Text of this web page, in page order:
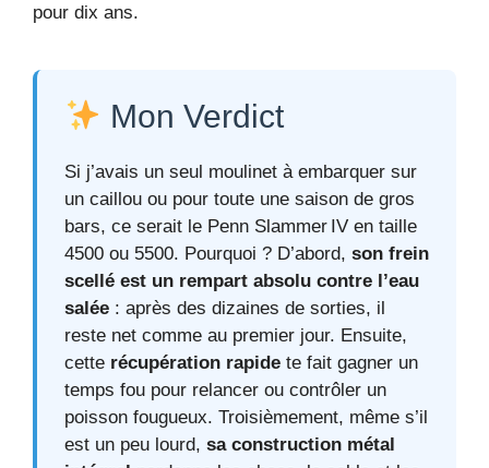
pour dix ans.
Mon Verdict
Si j’avais un seul moulinet à embarquer sur
un caillou ou pour toute une saison de gros
bars, ce serait le Penn Slammer IV en taille
4500 ou 5500. Pourquoi ? D’abord, son frein
scellé est un rempart absolu contre l’eau
salée : après des dizaines de sorties, il
reste net comme au premier jour. Ensuite,
cette récupération rapide te fait gagner un
temps fou pour relancer ou contrôler un
poisson fougueux. Troisièmement, même s’il
est un peu lourd, sa construction métal